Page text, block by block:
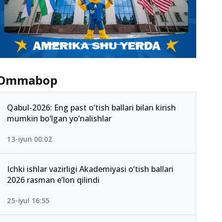
Qabul-2026: Eng past o‘tish ballari bilan kirish
mumkin bo‘lgan yo‘nalishlar
13-iyun 00:02
Ichki ishlar vazirligi Akademiyasi o‘tish ballari
2026 rasman e’lon qilindi
25-iyul 16:55